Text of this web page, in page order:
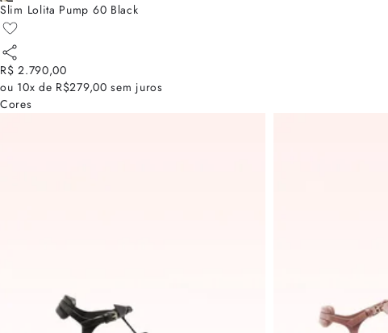
Slim Lolita Pump 60 Black
R$ 2.790,00
ou 10x de R$279,00 sem juros
Cores